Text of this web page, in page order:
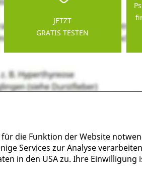
JETZT
GRATIS TESTEN
die Funktion der Website
Services zur Analyse
in den USA zu. Ihre